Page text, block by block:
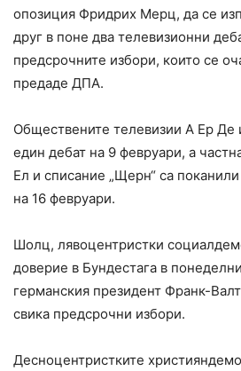
опозиция Фридрих Мерц, да се
друг в поне два телевизионни
предсрочните избори, които се
предаде ДПА.
Обществените телевизии А Ер Де
един дебат на 9 февруари, а
Ел и списание „Щерн“ са
на 16 февруари.
Шолц, лявоцентристки
доверие в Бундестага в
германския президент Франк-
свика предсрочни избори.
Десноцентристките